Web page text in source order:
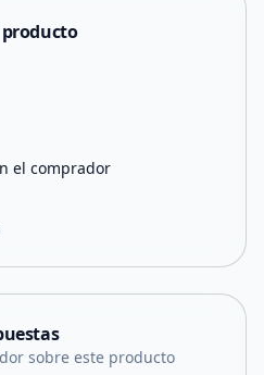
el comprador
sobre este producto